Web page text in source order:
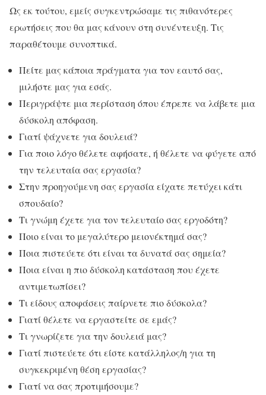
Ως εκ τούτου, εμείς συγκεντρώσαμε τις πιθανότερες
ερωτήσεις που θα μας κάνουν στη συνέντευξη. Τις
παραθέτουμε συνοπτικά.
Πείτε μας κάποια πράγματα για τον εαυτό σας,
μιλήστε μας για εσάς.
Περιγράψτε μια περίσταση όπου έπρεπε να λάβετε μια
δύσκολη απόφαση.
Γιατί ψάχνετε για δουλειά?
Για ποιο λόγο θέλετε αφήσατε, ή θέλετε να φύγετε από
την τελευταία σας εργασία?
Στην προηγούμενη σας εργασία είχατε πετύχει κάτι
σπουδαίο?
Τι γνώμη έχετε για τον τελευταίο σας εργοδότη?
Ποιο είναι το μεγαλύτερο μειονέκτημά σας?
Ποια πιστεύετε ότι είναι τα δυνατά σας σημεία?
Ποια είναι η πιο δύσκολη κατάσταση που έχετε
αντιμετωπίσει?
Τι είδους αποφάσεις παίρνετε πιο δύσκολα?
Γιατί θέλετε να εργαστείτε σε εμάς?
Τι γνωρίζετε για την δουλειά μας?
Γιατί πιστεύετε ότι είστε κατάλληλος/η για τη
συγκεκριμένη θέση εργασίας?
Γιατί να σας προτιμήσουμε?